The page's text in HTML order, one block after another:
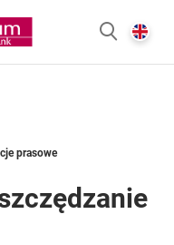
homepage
prasowe